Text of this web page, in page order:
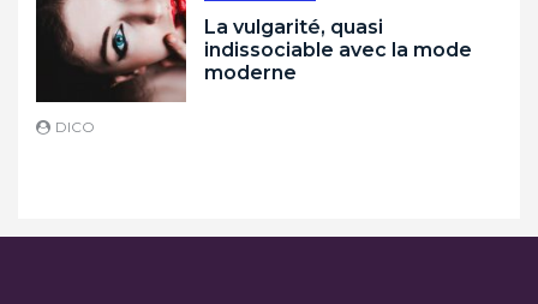
La vulgarité, quasi
indissociable avec la mode
moderne
DICO